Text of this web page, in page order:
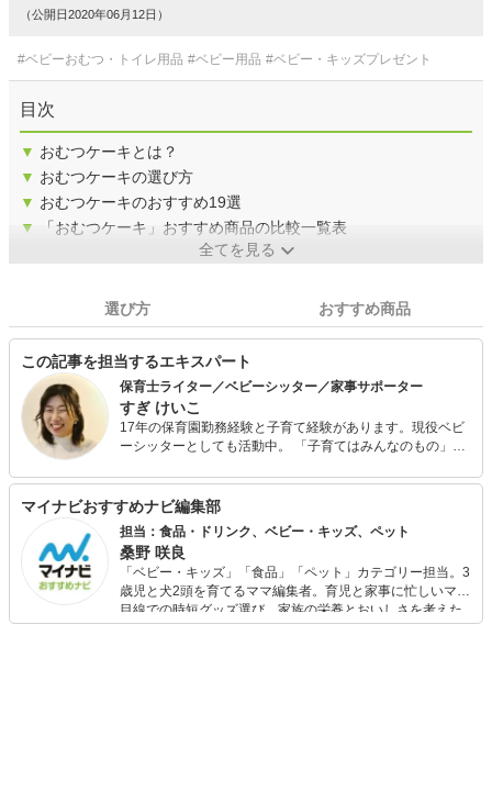
（公開日2020年06月12日）
#ベビーおむつ・トイレ用品 #ベビー用品 #ベビー・キッズプレゼント
目次
▼ おむつケーキとは？
▼ おむつケーキの選び方
▼ おむつケーキのおすすめ19選
▼
「おむつケーキ」おすすめ商品の比較一覧表
全てを見る
選び方 おすすめ商品
この記事を担当するエキスパート
保育士ライター／ベビーシッター／家事サポーター
すぎ けいこ
17年の保育園勤務経験と子育て経験があります。現役ベビ
ーシッターとしても活動中。 「子育てはみんなのもの」周
なってほしい。パパママが元気になってほしいと願いなが
ら、発信にも尽力しています。保育士資格所持
マイナビおすすめナビ編集部
担当：食品・ドリンク、ベビー・キッズ、ペット
桑野 咲良
「ベビー・キッズ」「食品」「ペット」カテゴリー担当。3
歳児と犬2頭を育てるママ編集者。育児と家事に忙しいママ
目線での時短グッズ選び、家族の栄養とおいしさを考えた
食品選び、束の間のリラックスタイムを楽しむためのスイ